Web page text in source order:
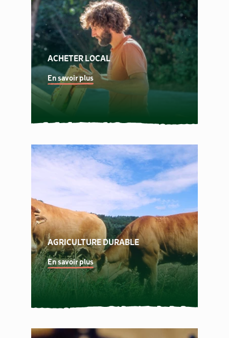
ACHETER LOCAL
En savoir plus
AGRICULTURE DURABLE
En savoir plus